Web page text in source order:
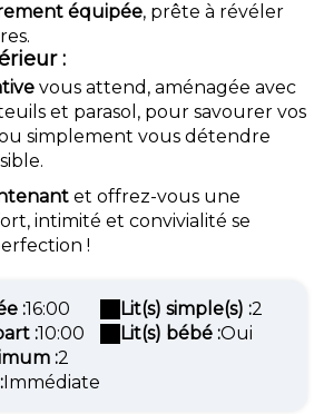
équipée, prête à révéler
:
vous attend, aménagée avec
et parasol, pour savourer vos
simplement vous détendre
et offrez-vous une
intimité et convivialité se
!
:16:00
:10:00
:2
Immédiate
Lit(s) simple(s) :2
Lit(s) bébé :Oui